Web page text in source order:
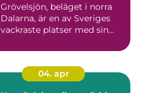
Grövelsjön, beläget i norra
Dalarna, är en av Sveriges
vackraste platser med sin...
04. apr